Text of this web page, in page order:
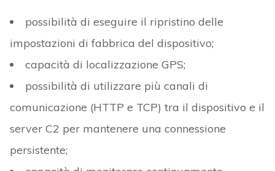
possibilità di eseguire il ripristino delle
impostazioni di fabbrica del dispositivo;
capacità di localizzazione GPS;
possibilità di utilizzare più canali di
comunicazione (HTTP e TCP) tra il dispositivo e il
server C2 per mantenere una connessione
persistente;